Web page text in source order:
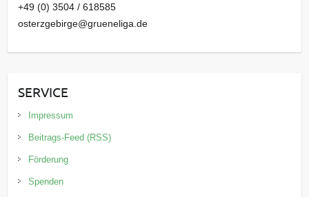
+49 (0) 3504 / 618585
osterzgebirge@grueneliga.de
SERVICE
Impressum
Beitrags-Feed (RSS)
Förderung
Spenden